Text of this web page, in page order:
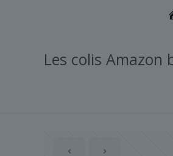
Les colis